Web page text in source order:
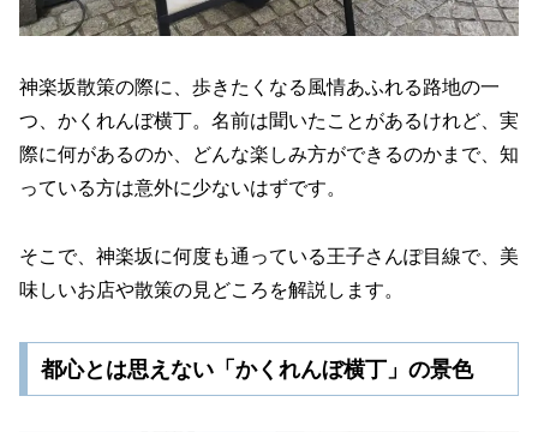
神楽坂散策の際に、歩きたくなる風情あふれる路地の一
つ、かくれんぼ横丁。名前は聞いたことがあるけれど、実
際に何があるのか、どんな楽しみ方ができるのかまで、知
っている方は意外に少ないはずです。
そこで、神楽坂に何度も通っている王子さんぽ目線で、美
味しいお店や散策の見どころを解説します。
都心とは思えない「かくれんぼ横丁」の景色